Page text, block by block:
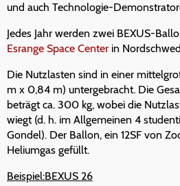
und auch Technologie-
Jedes Jahr werden zwei BEXUS-
Esrange Space Center in
Die Nutzlasten sind in einer
m x 0,84 m) untergebracht. Die
beträgt ca. 300 kg, wobei die
wiegt (d. h. im Allgemeinen 4
Gondel). Der Ballon, ein 12SF von
Heliumgas gefüllt.
Beispiel:BEXUS 26